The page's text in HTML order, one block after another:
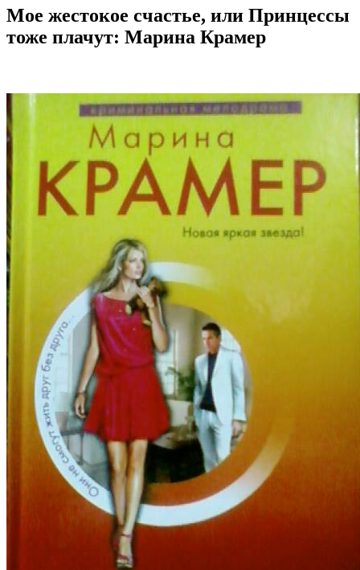
Мое жестокое счастье, или Принцессы
тоже плачут: Марина Крамер